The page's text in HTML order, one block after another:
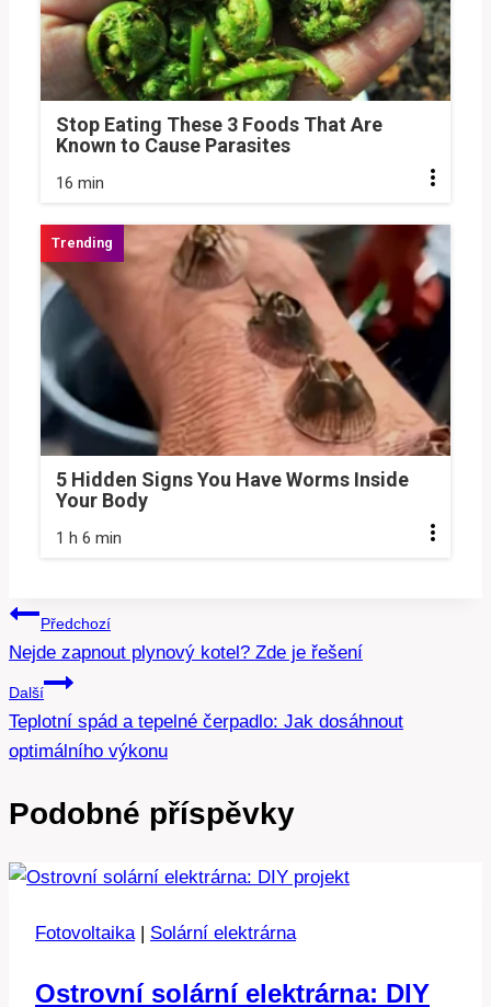
Stop Eating These 3 Foods That Are
Known to Cause Parasites
16 min
5 Hidden Signs You Have Worms Inside
Your Body
1 h 6 min
Navigace
pro
příspěvek
Předchozí
Nejde zapnout plynový kotel? Zde je řešení
Další
Teplotní spád a tepelné čerpadlo: Jak dosáhnout
optimálního výkonu
Podobné příspěvky
Fotovoltaika| Solární elektrárna
Ostrovní solární elektrárna: DIY